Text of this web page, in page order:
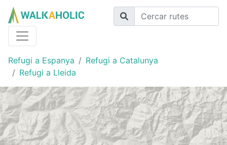
Refugi a Espanya
Refugi a Catalunya
Refugi a Lleida